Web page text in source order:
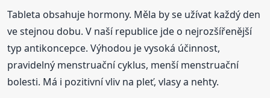
Tableta obsahuje hormony. Měla by se užívat každý den
ve stejnou dobu. V naší republice jde o nejrozšířenější
typ antikoncepce. Výhodou je vysoká účinnost,
pravidelný menstruační cyklus, menší menstruační
bolesti. Má i pozitivní vliv na pleť, vlasy a nehty.